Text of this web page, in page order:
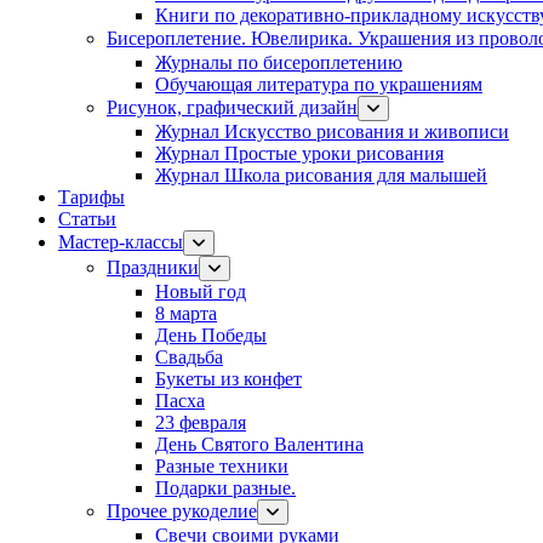
Книги по декоративно-прикладному
Бисероплетение. Ювелирика. Украшения из
Журналы по бисероплетению
Обучающая литература по украшениям
Рисунок, графический дизайн
Журнал Искусство рисования и живописи
Журнал Простые уроки рисования
Журнал Школа рисования для малышей
Тарифы
Статьи
Мастер-классы
Праздники
Новый год
8 марта
День Победы
Свадьба
Букеты из конфет
Пасха
23 февраля
День Святого Валентина
Разные техники
Подарки разные.
Прочее рукоделие
Свечи своими руками